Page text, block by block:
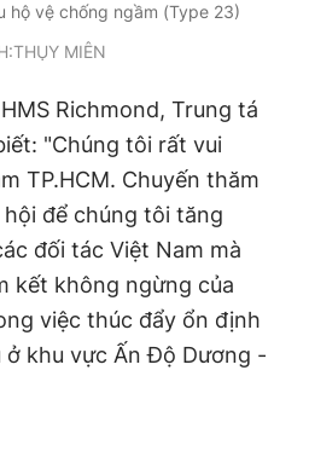
hộ vệ chống ngầm (Type 23)
MIÊN
Richmond, Trung tá
"Chúng tôi rất vui
TP.HCM. Chuyến thăm
để chúng tôi tăng
đối tác Việt Nam mà
kết không ngừng của
việc thúc đẩy ổn định
ở khu vực Ấn Độ Dương -